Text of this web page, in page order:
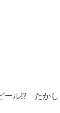
ール!? たか